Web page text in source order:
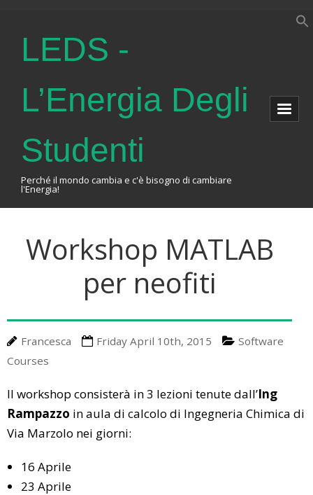
LEDS -
L’Energia Degli
Studenti
Perché il mondo cambia e c'è bisogno di cambiare
l'Energia!
About Us
The Association
A Little Bit Of History
Upcoming Events
Energy Talks
LEDS Orientation
EnerTrips
Media
LEDS News
Download
Announcements
Workshop MATLAB
per neofiti
Francesca Friday April 10th, 2015
Software
Courses
Il workshop consisterà in 3 lezioni tenute dall’Ing
Rampazzo in aula di calcolo di Ingegneria Chimica di
Via Marzolo nei giorni:
16 Aprile
23 Aprile